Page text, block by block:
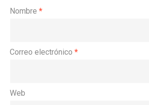
Nombre *
Correo electrónico *
Web